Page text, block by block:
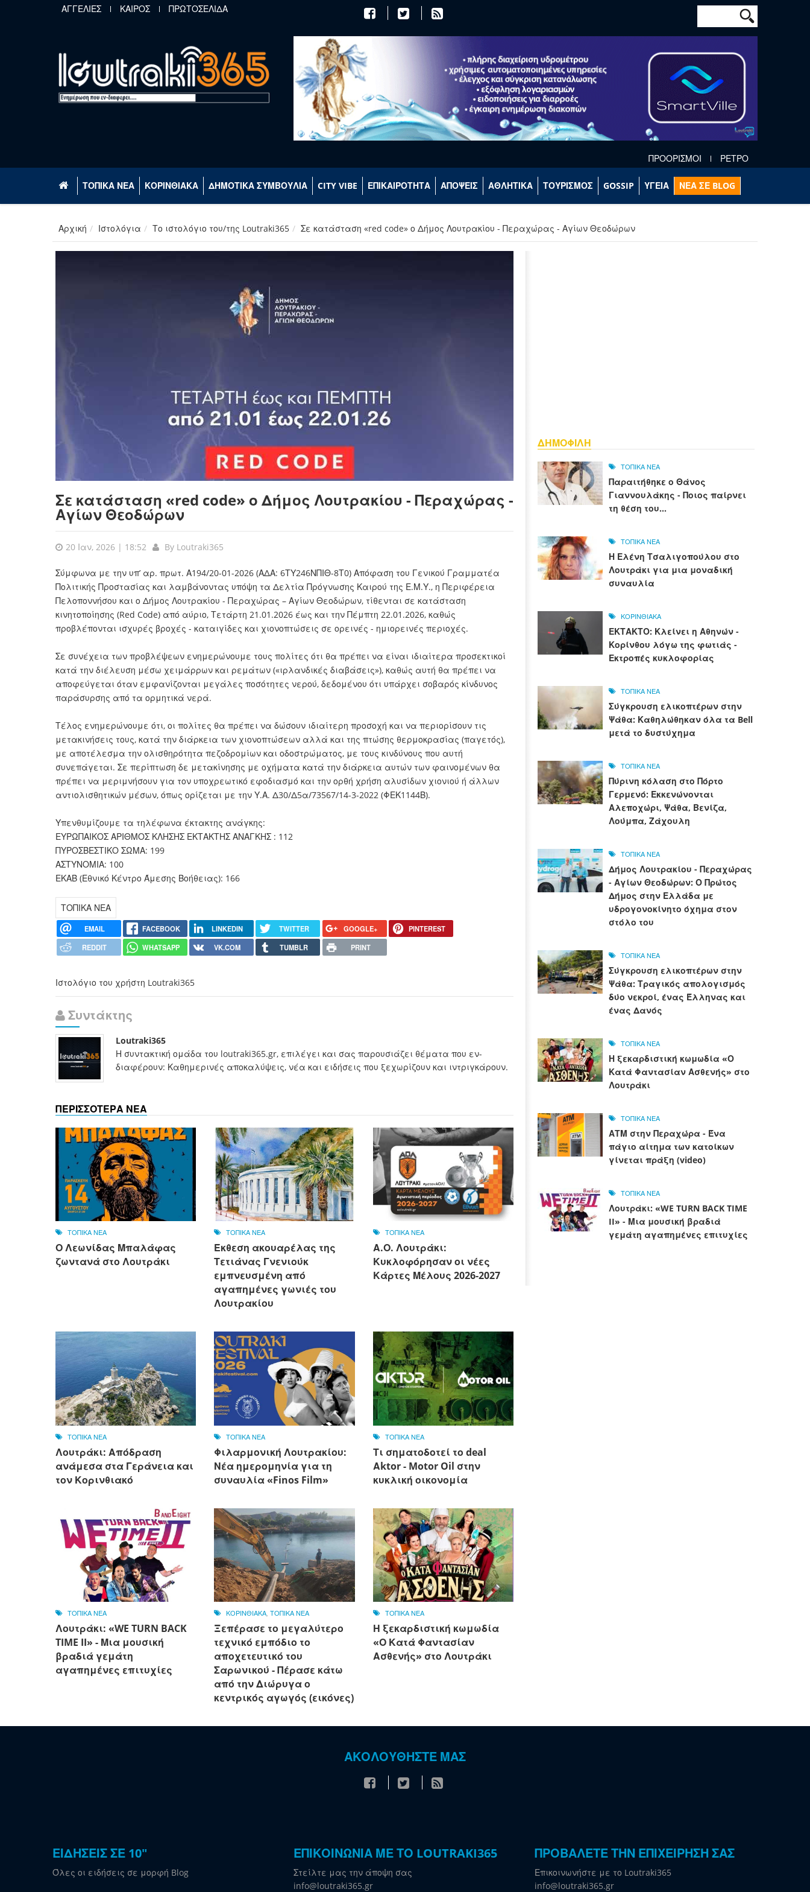
Παράκαμψη προς το κυρίως περιεχόμενο
ΑΓΓΕΛΙΕΣ ΚΑΙΡΟΣ ΠΡΩΤΟΣΕΛΙΔΑ Φόρμα
Αναζήτηση
ΠΡΟΟΡΙΣΜΟΙ ΡΕΤΡΟ
ΤΟΠΙΚΑ ΝΕΑ ΚΟΡΙΝΘΙΑΚΑ ΔΗΜΟΤΙΚΑ ΣΥΜΒΟΥΛΙΑ CITY VIBE ΕΠΙΚΑΙΡΟΤΗΤΑ ΑΠΟΨΕΙΣ ΑΘΛΗΤΙΚΑ ΤΟΥΡΙΣΜΟΣ GOSSIP ΥΓΕΙΑ ΝΕΑ ΣΕ BLOG
Αρχική Ιστολόγια Το ιστολόγιο του/της Loutraki365 Σε κατάσταση «red code» ο Δήμος Λουτρακίου - Περαχώρας - Αγίων Θεοδώρων
Σε κατάσταση «red code» ο Δήμος Λουτρακίου - Περαχώρας -
Αγίων Θεοδώρων
20 Ιαν, 2026 | 18:52 By Loutraki365
Σύμφωνα με την υπ’ αρ. πρωτ. Α194/20-01-2026 (ΑΔΑ: 6ΤΥ246ΝΠΙΘ-8Τ0) Απόφαση του Γενικού Γραμματέα
Πολιτικής Προστασίας και λαμβάνοντας υπόψη τα Δελτία Πρόγνωσης Καιρού της Ε.Μ.Υ., η Περιφέρεια
Πελοποννήσου και ο Δήμος Λουτρακίου - Περαχώρας – Αγίων Θεοδώρων, τίθενται σε κατάσταση
κινητοποίησης (Red Code) από αύριο, Τετάρτη 21.01.2026 έως και την Πέμπτη 22.01.2026, καθώς
προβλέπονται ισχυρές βροχές - καταιγίδες και χιονοπτώσεις σε ορεινές - ημιορεινές περιοχές.
Σε συνέχεια των προβλέψεων ενημερώνουμε τους πολίτες ότι θα πρέπει να είναι ιδιαίτερα προσεκτικοί
κατά την διέλευση μέσω χειμάρρων και ρεμάτων («ιρλανδικές διαβάσεις»), καθώς αυτή θα πρέπει να
αποφεύγεται όταν εμφανίζονται μεγάλες ποσότητες νερού, δεδομένου ότι υπάρχει σοβαρός κίνδυνος
παράσυρσης από τα ορμητικά νερά.
Τέλος ενημερώνουμε ότι, οι πολίτες θα πρέπει να δώσουν ιδιαίτερη προσοχή και να περιορίσουν τις
μετακινήσεις τους, κατά την διάρκεια των χιονοπτώσεων αλλά και της πτώσης θερμοκρασίας (παγετός),
με αποτέλεσμα την ολισθηρότητα πεζοδρομίων και οδοστρώματος, με τους κινδύνους που αυτή
συνεπάγεται. Σε περίπτωση δε μετακίνησης με οχήματα κατά την διάρκεια αυτών των φαινομένων θα
πρέπει να μεριμνήσουν για τον υποχρεωτικό εφοδιασμό και την ορθή χρήση αλυσίδων χιονιού ή άλλων
αντιολισθητικών μέσων, όπως ορίζεται με την Υ.Α. Δ30/Δ5α/73567/14-3-2022 (ΦΕΚ1144Β).
Υπενθυμίζουμε τα τηλέφωνα έκτακτης ανάγκης:
ΕΥΡΩΠΑΙΚΟΣ ΑΡΙΘΜΟΣ ΚΛΗΣΗΣ ΕΚΤΑΚΤΗΣ ΑΝΑΓΚΗΣ : 112
ΠΥΡΟΣΒΕΣΤΙΚΟ ΣΩΜΑ: 199
ΑΣΤΥΝΟΜΙΑ: 100
ΕΚΑΒ (Εθνικό Κέντρο Άμεσης Βοήθειας): 166
ΤΟΠΙΚΑ ΝΕΑ
EMAIL FACEBOOK LINKEDIN TWITTER GOOGLE+
PINTEREST
REDDIT
WHATSAPP VK.COM TUMBLR PRINT
Ιστολόγιο του χρήστη Loutraki365
Συντάκτης
Loutraki365
Η συντακτική ομάδα του loutraki365.gr, επιλέγει και σας παρουσιάζει θέματα που εν-
διαφέρουν: Καθημερινές αποκαλύψεις, νέα και ειδήσεις που ξεχωρίζουν και ιντριγκάρουν.
ΠΕΡΙΣΣΟΤΕΡΑ ΝΕΑ
ΤΟΠΙΚΑ ΝΕΑ
Ο Λεωνίδας Μπαλάφας
ζωντανά στο Λουτράκι
ΤΟΠΙΚΑ ΝΕΑ
Έκθεση ακουαρέλας της
Τετιάνας Γνενιούκ
εμπνευσμένη από
αγαπημένες γωνιές του
Λουτρακίου
ΤΟΠΙΚΑ ΝΕΑ
Α.Ο. Λουτράκι:
Κυκλοφόρησαν οι νέες
Κάρτες Μέλους 2026-2027
ΤΟΠΙΚΑ ΝΕΑ
Λουτράκι: Απόδραση
ανάμεσα στα Γεράνεια και
τον Κορινθιακό
ΤΟΠΙΚΑ ΝΕΑ
Φιλαρμονική Λουτρακίου:
Νέα ημερομηνία για τη
συναυλία «Finos Film»
ΤΟΠΙΚΑ ΝΕΑ
Τι σηματοδοτεί το deal
Αktor - Motor Oil στην
κυκλική οικονομία
ΤΟΠΙΚΑ ΝΕΑ
Λουτράκι: «WE TURN BACK
TIME II» - Μια μουσική
βραδιά γεμάτη
αγαπημένες επιτυχίες
ΚΟΡΙΝΘΙΑΚΑ,ΤΟΠΙΚΑ ΝΕΑ
Ξεπέρασε το μεγαλύτερο
τεχνικό εμπόδιο το
αποχετευτικό του
Σαρωνικού - Πέρασε κάτω
από την Διώρυγα ο
κεντρικός αγωγός (εικόνες)
ΤΟΠΙΚΑ ΝΕΑ
Η ξεκαρδιστική κωμωδία
«Ο Κατά Φαντασίαν
Ασθενής» στο Λουτράκι
ΔΗΜΟΦΙΛΗ
ΤΟΠΙΚΑ ΝΕΑ
Παραιτήθηκε ο Θάνος
Γιαννουλάκης - Ποιος παίρνει
τη θέση του...
ΤΟΠΙΚΑ ΝΕΑ
Η Ελένη Τσαλιγοπούλου στο
Λουτράκι για μια μοναδική
συναυλία
ΚΟΡΙΝΘΙΑΚΑ
ΕΚΤΑΚΤΟ: Κλείνει η Αθηνών -
Κορίνθου λόγω της φωτιάς -
Εκτροπές κυκλοφορίας
ΤΟΠΙΚΑ ΝΕΑ
Σύγκρουση ελικοπτέρων στην
Ψάθα: Καθηλώθηκαν όλα τα Bell
μετά το δυστύχημα
ΤΟΠΙΚΑ ΝΕΑ
Πύρινη κόλαση στο Πόρτο
Γερμενό: Εκκενώνονται
Αλεποχώρι, Ψάθα, Βενίζα,
Λούμπα, Ζάχουλη
ΤΟΠΙΚΑ ΝΕΑ
Δήμος Λουτρακίου - Περαχώρας
- Αγίων Θεοδώρων: Ο Πρώτος
Δήμος στην Ελλάδα με
υδρογονοκίνητο όχημα στον
στόλο του
ΤΟΠΙΚΑ ΝΕΑ
Σύγκρουση ελικοπτέρων στην
Ψάθα: Τραγικός απολογισμός
δύο νεκροί, ένας Έλληνας και
ένας Δανός
ΤΟΠΙΚΑ ΝΕΑ
Η ξεκαρδιστική κωμωδία «Ο
Κατά Φαντασίαν Ασθενής» στο
Λουτράκι
ΤΟΠΙΚΑ ΝΕΑ
ΑΤΜ στην Περαχώρα - Ένα
πάγιο αίτημα των κατοίκων
γίνεται πράξη (video)
ΤΟΠΙΚΑ ΝΕΑ
Λουτράκι: «WE TURN BACK TIME
II» - Μια μουσική βραδιά
γεμάτη αγαπημένες επιτυχίες
ΑΚΟΛΟΥΘΗΣΤΕ ΜΑΣ
ΕΙΔΗΣΕΙΣ ΣΕ 10"
Όλες οι ειδήσεις σε μορφή Blog
ΕΠΙΚΟΙΝΩΝΙΑ ΜΕ ΤΟ LOUTRAKI365
Στείλτε μας την άποψη σας
info@loutraki365.gr
ΠΡΟΒΑΛΕΤΕ ΤΗΝ ΕΠΙΧΕΙΡΗΣΗ ΣΑΣ
Επικοινωνήστε με το Loutraki365
info@loutraki365.gr